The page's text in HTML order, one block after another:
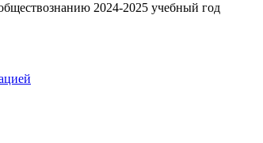
2024-2025 учебный год